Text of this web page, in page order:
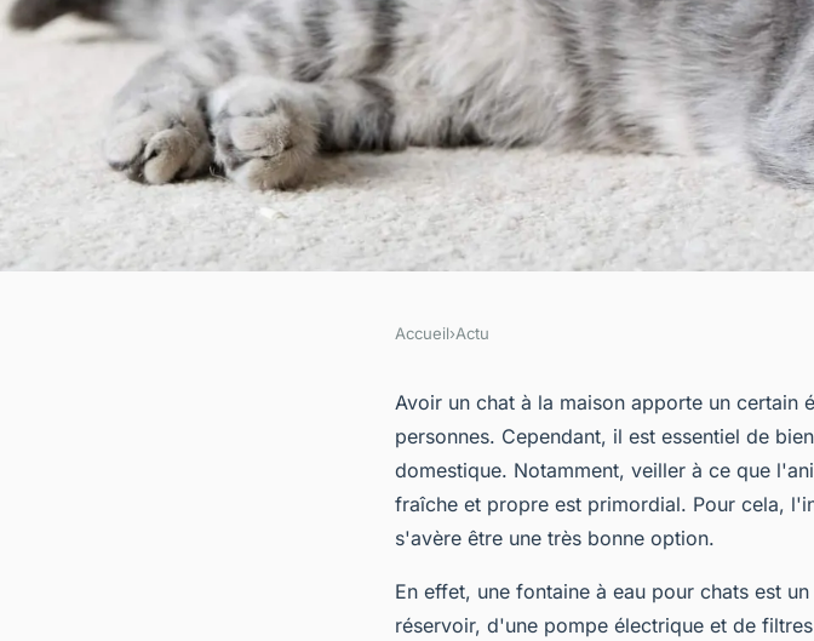
Comment bien choisir la
d'eau de vos chats- ?
Accueil›Actu
Avoir un chat à la maison apporte un certain
personnes. Cependant, il est essentiel de
domestique. Notamment, veiller à ce que
fraîche et propre est primordial. Pour cela,
s'avère être une très bonne option.
En effet, une fontaine à eau pour chats est
réservoir, d'une pompe électrique et de